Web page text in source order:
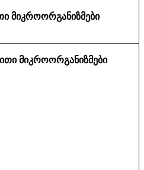
მიკროორგანიზმები
მიკროორგანიზმები